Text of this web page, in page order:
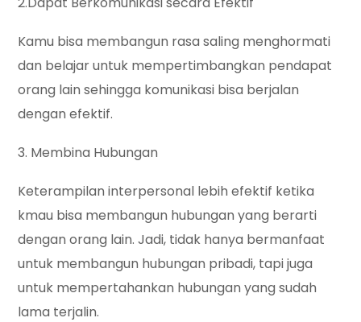
Kamu bisa membangun rasa saling menghormati
dan belajar untuk mempertimbangkan pendapat
orang lain sehingga komunikasi bisa berjalan
dengan efektif.
3. Membina Hubungan
Keterampilan interpersonal lebih efektif ketika
kmau bisa membangun hubungan yang berarti
dengan orang lain. Jadi, tidak hanya bermanfaat
untuk membangun hubungan pribadi, tapi juga
untuk mempertahankan hubungan yang sudah
lama terjalin.